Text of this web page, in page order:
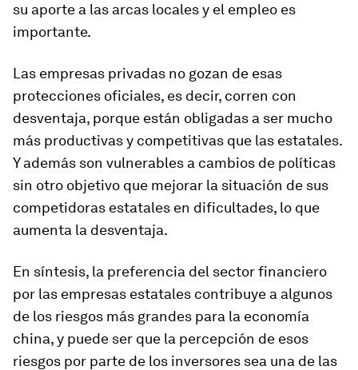
su aporte a las arcas locales y el empleo es
importante.
Las empresas privadas no gozan de esas
protecciones oficiales, es decir, corren con
desventaja, porque están obligadas a ser mucho
más productivas y competitivas que las estatales.
Y además son vulnerables a cambios de políticas
sin otro objetivo que mejorar la situación de sus
competidoras estatales en dificultades, lo que
aumenta la desventaja.
En síntesis, la preferencia del sector financiero
por las empresas estatales contribuye a algunos
de los riesgos más grandes para la economía
china, y puede ser que la percepción de esos
riesgos por parte de los inversores sea una de las